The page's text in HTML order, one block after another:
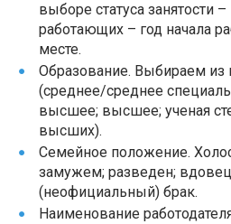
выборе статуса занятости
работающих – год начала
месте.
Образование. Выбираем
(среднее/среднее
высшее; высшее; ученая
высших).
Семейное положение.
замужем; разведен;
(неофициальный) брак.
Наименование